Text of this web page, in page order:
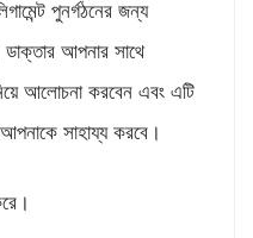
পুনর্গঠনের জন্য
আপনার সাথে
আলোচনা করবেন এবং এটি
আপনাকে সাহায্য করবে।